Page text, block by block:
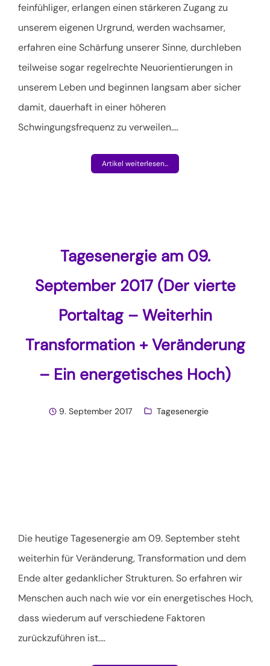
feinfühliger, erlangen einen stärkeren Zugang zu
unserem eigenen Urgrund, werden wachsamer,
erfahren eine Schärfung unserer Sinne, durchleben
teilweise sogar regelrechte Neuorientierungen in
unserem Leben und beginnen langsam aber sicher
damit, dauerhaft in einer höheren
Schwingungsfrequenz zu verweilen.…
Artikel weiterlesen...
Tagesenergie am 09.
September 2017 (Der vierte
Portaltag – Weiterhin
Transformation + Veränderung
– Ein energetisches Hoch)
9. September 2017 Tagesenergie
Die heutige Tagesenergie am 09. September steht
weiterhin für Veränderung, Transformation und dem
Ende alter gedanklicher Strukturen. So erfahren wir
Menschen auch nach wie vor ein energetisches Hoch,
dass wiederum auf verschiedene Faktoren
zurückzuführen ist.…